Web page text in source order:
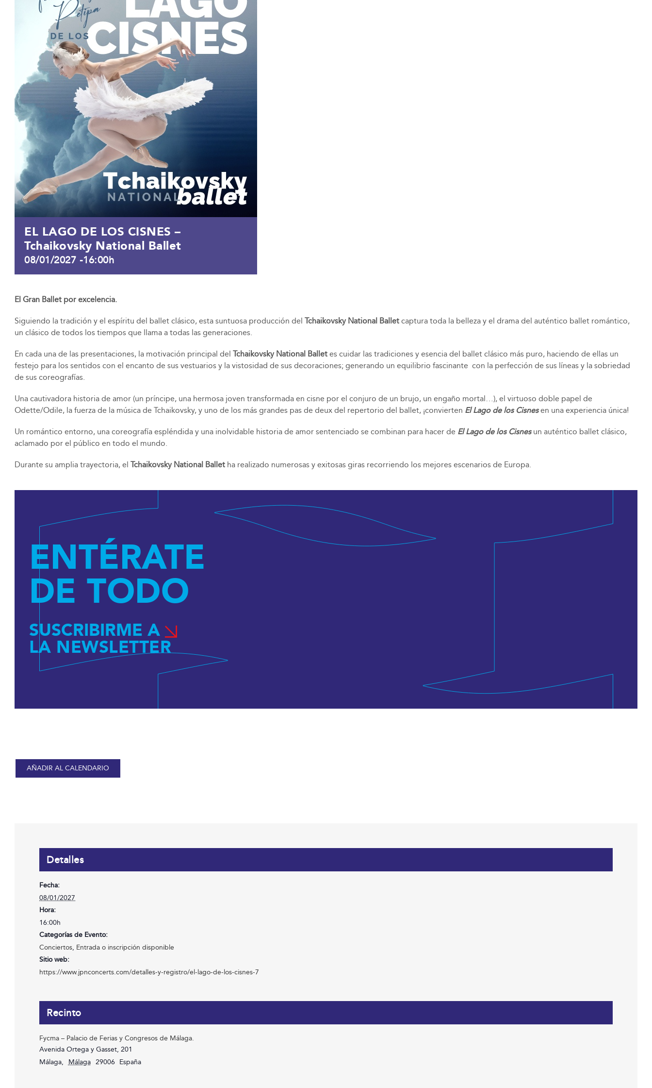
EL LAGO DE LOS CISNES –
Tchaikovsky National Ballet
08/01/2027 -16:00h
El Gran Ballet por excelencia.
Siguiendo la tradición y el espíritu del ballet clásico, esta suntuosa producción del Tchaikovsky National Balletcaptura toda la belleza y el drama del auténtico ballet romántico,
un clásico de todos los tiempos que llama a todas las generaciones.
En cada una de las presentaciones, la motivación principal del Tchaikovsky National Balletes cuidar las tradiciones y esencia del ballet clásico más puro, haciendo de ellas un
festejo para los sentidos con el encanto de sus vestuarios y la vistosidad de sus decoraciones; generando un equilibrio fascinante con la perfección de sus líneas y la sobriedad
de sus coreografías.
Una cautivadora historia de amor (un príncipe, una hermosa joven transformada en cisne por el conjuro de un brujo, un engaño mortal…), el virtuoso doble papel de
Odette/Odile, la fuerza de la música de Tchaikovsky, y uno de los más grandes pas de deux del repertorio del ballet, ¡convierten El Lago de los Cisnesen una experiencia única!
Un romántico entorno, una coreografía espléndida y una inolvidable historia de amor sentenciado se combinan para hacer de El Lago de los Cisnesun auténtico ballet clásico,
aclamado por el público en todo el mundo.
Durante su amplia trayectoria, el Tchaikovsky National Balletha realizado numerosas y exitosas giras recorriendo los mejores escenarios de Europa.
ENTÉRATE
DE TODO
SUSCRIBIRME A
LA NEWSLETTER
AÑADIR AL CALENDARIO
Detalles
Fecha:
08/01/2027
Hora:
16:00h
Categorías de Evento:
Conciertos, Entrada o inscripción disponible
Sitio web:
https://www.jpnconcerts.com/detalles-y-registro/el-lago-de-los-cisnes-7
Recinto
Fycma – Palacio de Ferias y Congresos de Málaga.
Avenida Ortega y Gasset, 201
Málaga, Málaga 29006 España